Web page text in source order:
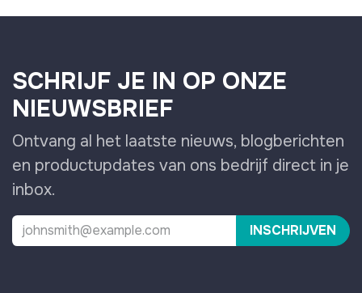
SCHRIJF JE IN OP ONZE
NIEUWSBRIEF
Ontvang al het laatste nieuws, blogberichten
en productupdates van ons bedrijf direct in je
inbox.
INSCHRIJVEN